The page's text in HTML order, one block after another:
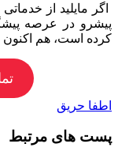
اگر مایلید از
پیشرو در عرصه
کرده است، هم اکنون
اطفا حریق
پست های مرتبط